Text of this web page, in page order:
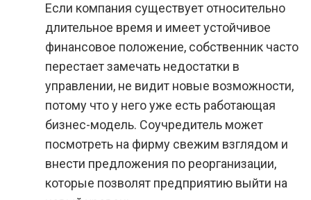
Если компания существует относительно
длительное время и имеет устойчивое
финансовое положение, собственник часто
перестает замечать недостатки в
управлении, не видит новые возможности,
потому что у него уже есть работающая
бизнес-модель. Соучредитель может
посмотреть на фирму свежим взглядом и
внести предложения по реорганизации,
которые позволят предприятию выйти на